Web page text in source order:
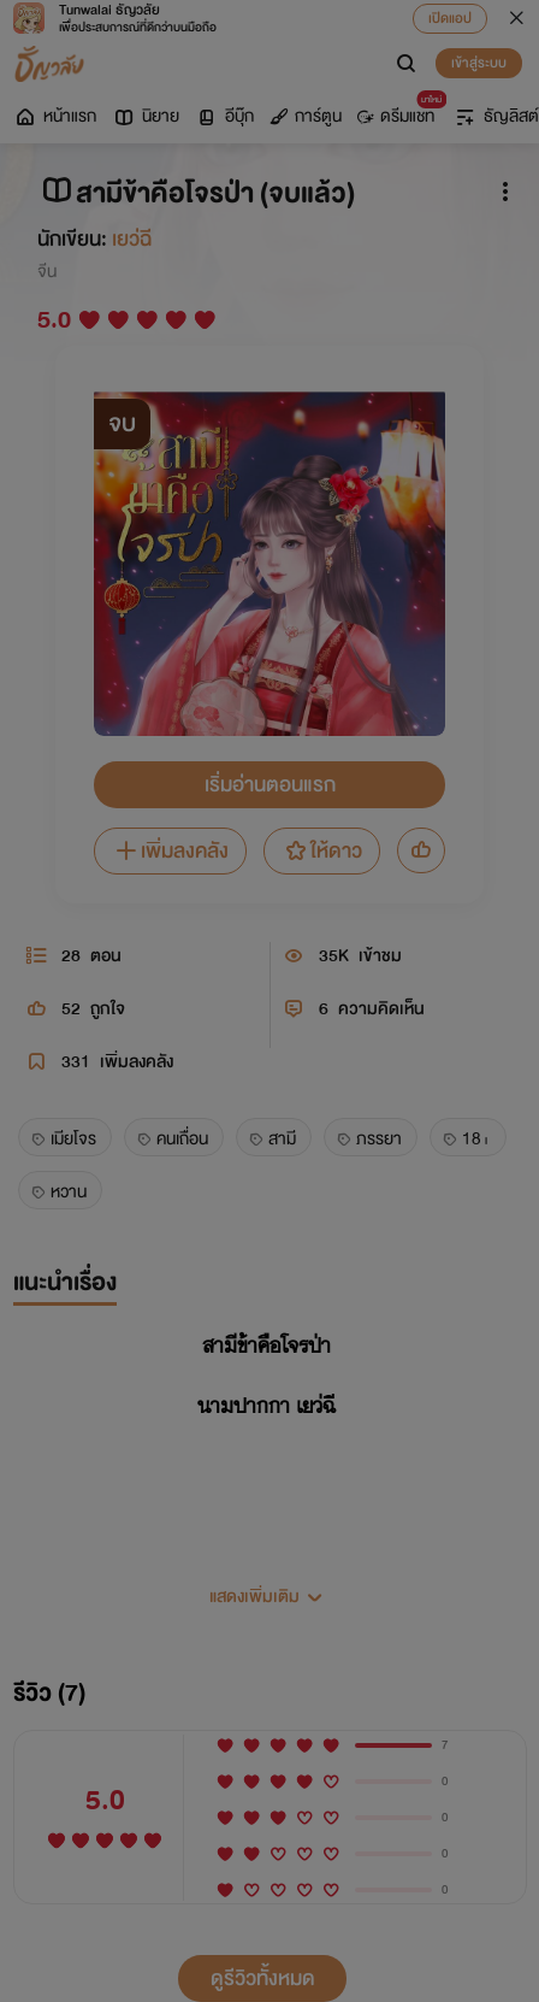
Tunwalai ธัญวลัย
เพื่อประสบการณ์ที่ดีกว่าบนมือถือ
เปิดแอป
เข้าสู่ระบบ
หน้าแรก นิยาย อีบุ๊ก การ์ตูน
มาใหม่
ดรีมแชท ธัญลิสต์
สามีข้าคือโจรป่า (จบแล้ว)
นักเขียน: เยว่ฉี
จีน
5.0
จบ
เริ่มอ่านตอนแรก
เพิ่มลงคลัง
ให้ดาว
28 ตอน 35K เข้าชม
52 ถูกใจ 6 ความคิดเห็น
331 เพิ่มลงคลัง
เมียโจร คนเถื่อน สามี ภรรยา
18+
หวาน
แนะนำเรื่อง
สามีข้าคือโจรป่า
นามปากกา เยว่ฉี
เพราะสนใจในตัวนางทำให้เขาตัดสินใจจับนางมาทำเมีย แรกๆ ก็
"นี่อะไร" หมอนที่วางคู่อยู่กับผ้าห่มผืนบางที่พื้นข้างเตียงนั่นทำให้
เขาต้องเอ่ยถามออกมาด้วยความสงสัย
"ข้านอนไม่สบายตัวดังนั้นเจ้าลงไปนอนที่พื้นซะ" ลู่เหมยที่นั่ง
กอดอกอยู่บนเตียงกล่าวขึ้นด้วยน้ำเสียงเย่อหยิ่งจนคนฟังอยากจะ
"ไม่มีทาง" แววตาแข็งก้าวจ้องมองไปที่นาง
แสดงเพิ่มเติม
รีวิว (7)
5.0
7
0
0
0
0
ดูรีวิวทั้งหมด